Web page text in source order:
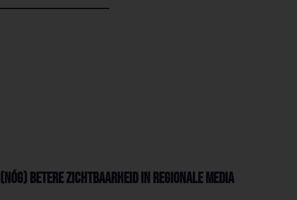
(Nóg) betere zichtbaarheid in regionale media